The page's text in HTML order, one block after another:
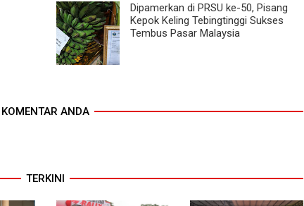
Dipamerkan di PRSU ke-50, Pisang
Kepok Keling Tebingtinggi Sukses
Tembus Pasar Malaysia
KOMENTAR ANDA
TERKINI